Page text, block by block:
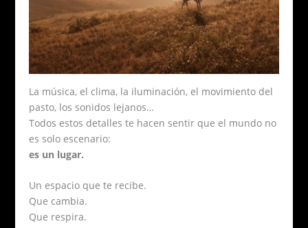
La música, el clima, la iluminación, el movimiento del
pasto, los sonidos lejanos…
Todos estos detalles te hacen sentir que el mundo no
es solo escenario:
es un lugar.
Un espacio que te recibe.
Que cambia.
Que respira.